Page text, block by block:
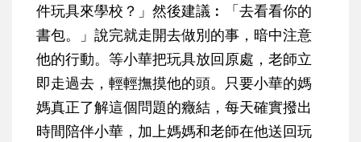
件玩具來學校？」然後建議︰「去看看你的
書包。」說完就走開去做別的事，暗中注意
他的行動。等小華把玩具放回原處，老師立
即走過去，輕輕撫摸他的頭。只要小華的媽
媽真正了解這個問題的癥結，每天確實撥出
時間陪伴小華，加上媽媽和老師在他送回玩